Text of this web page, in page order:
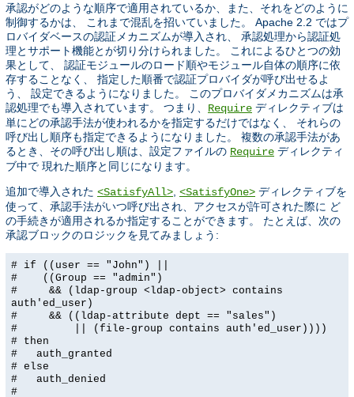
承認がどのような順序で適用されているか、また、それをどのように
制御するかは、 これまで混乱を招いていました。 Apache 2.2 ではプ
ロバイダベースの認証メカニズムが導入され、 承認処理から認証処
理とサポート機能とが切り分けられました。 これによるひとつの効
果として、 認証モジュールのロード順やモジュール自体の順序に依
存することなく、 指定した順番で認証プロバイダが呼び出せるよ
う、 設定できるようになりました。 このプロバイダメカニズムは承
認処理でも導入されています。 つまり、 Require ディレクティブは
単にどの承認手法が使われるかを指定するだけではなく、 それらの
呼び出し順序も指定できるようになりました。 複数の承認手法があ
るとき、その呼び出し順は、設定ファイルの Require ディレクティ
ブ中で 現れた順序と同じになります。
追加で導入された <SatisfyAll> <SatisfyOne> ディレクティブを
使って、承認手法がいつ呼び出され、アクセスが許可された際に ど
の手続きが適用されるか指定することができます。 たとえば、次の
承認ブロックのロジックを見てみましょう:
# if ((user == "John") ||
# ((Group == "admin")
# && (ldap-group <ldap-object> contains
auth'ed_user)
# && ((ldap-attribute dept == "sales")
# || (file-group contains auth'ed_user))))
# then
# auth_granted
# else
# auth_denied
#